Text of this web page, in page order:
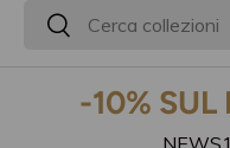
CercaCerca
-10% SUL